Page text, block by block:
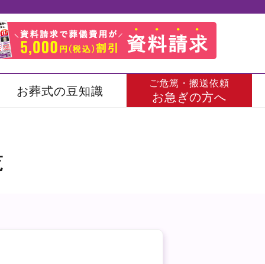
お葬式の豆知識 ご危篤・搬送依頼
お急ぎの方へ